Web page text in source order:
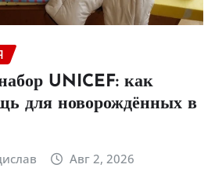
UNICEF: как
для новорождённых в
Авг 2, 2026